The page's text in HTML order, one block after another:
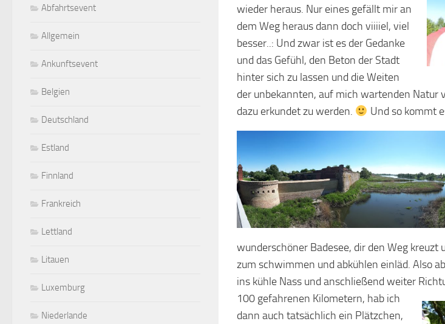
wieder heraus. Nur eines gefällt mir an
dem Weg heraus dann doch viiiiel, viel
besser..: Und zwar ist es der Gedanke
und das Gefühl, den Beton der Stadt
hinter sich zu lassen und die Weiten
der unbekannten, auf mich wartenden Natur
dazu erkundet zu werden.
Und so kommt
wunderschöner Badesee, dir den Weg kreuzt
zum schwimmen und abkühlen einläd. Also
ins kühle Nass und anschließend weiter
100 gefahrenen Kilometern, hab ich
dann auch tatsächlich ein Plätzchen,
Abfahrtsevent
Allgemein
Ankunftsevent
Belgien
Deutschland
Estland
Finnland
Frankreich
Lettland
Litauen
Luxemburg
Niederlande